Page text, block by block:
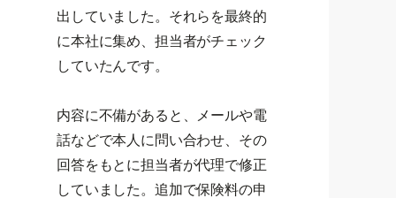
出していました。それらを最終的
に本社に集め、担当者がチェック
していたんです。
内容に不備があると、メールや電
話などで本人に問い合わせ、その
回答をもとに担当者が代理で修正
していました。追加で保険料の申